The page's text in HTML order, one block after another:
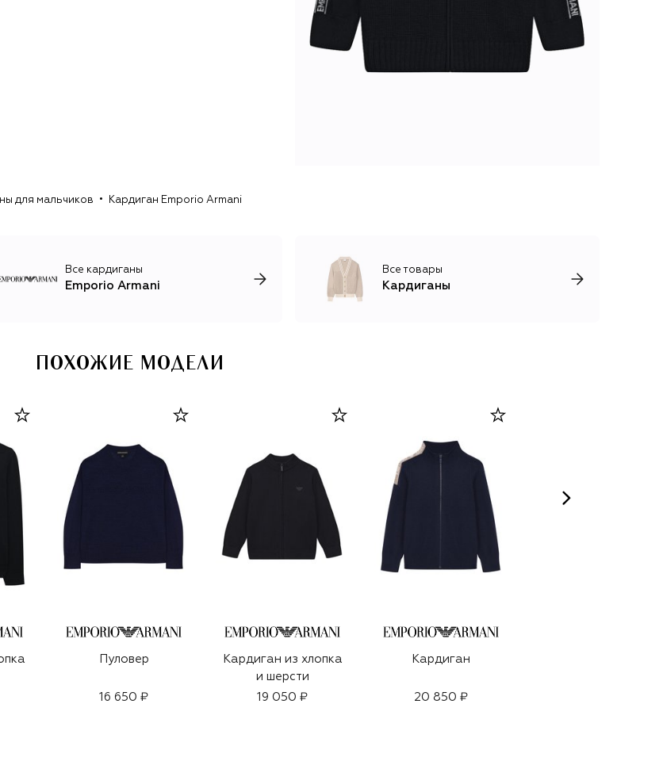
и вечерние туфли, рюкзаки, лаконичные
для мальчиков Кардиган Emporio Armani
Все кардиганы
Emporio Armani
Все товары
Кардиганы
ПОХОЖИЕ МОДЕЛИ
Пуловер
16 650 ₽
Кардиган из хлопка
и шерсти
19 050 ₽
Кардиган
20 850 ₽